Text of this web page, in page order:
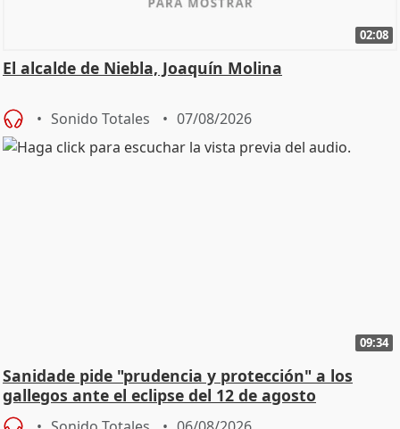
02:08
El alcalde de Niebla, Joaquín Molina
Sonido Totales 07/08/2026
09:34
Sanidade pide "prudencia y protección" a los
gallegos ante el eclipse del 12 de agosto